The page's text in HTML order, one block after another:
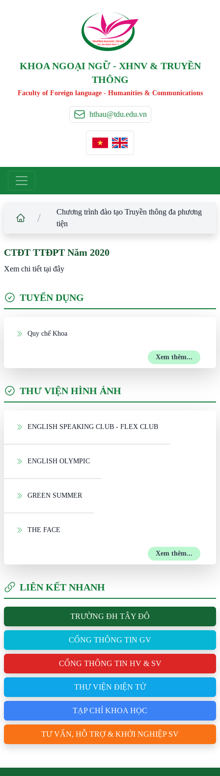
TRƯỜNG ĐẠI HỌC TÂY ĐÔ
TAY DO UNIVERSIT Y
KHOA NGOẠI NGỮ - XHNV & TRUYỀN
THÔNG
Faculty of Foreign language - Humanities & Communications
hthau@tdu.edu.vn
/
Chương trình đào tạo Truyền thông đa phương
tiện
CTĐT TTĐPT Năm 2020
Xem chi tiết tại đây
TUYỂN DỤNG
Quy chế Khoa
Xem thêm...
THƯ VIỆN HÌNH ẢNH
ENGLISH SPEAKING CLUB - FLEX CLUB
ENGLISH OLYMPIC
GREEN SUMMER
THE FACE
Xem thêm...
LIÊN KẾT NHANH
TRƯỜNG ĐH TÂY ĐÔ
CỔNG THÔNG TIN GV
CỔNG THÔNG TIN HV & SV
THƯ VIỆN ĐIỆN TỬ
TẠP CHÍ KHOA HỌC
TƯ VẤN, HỖ TRỢ & KHỞI NGHIỆP SV